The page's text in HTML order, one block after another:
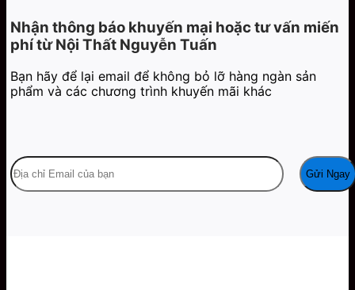
Nhận thông báo khuyến mại hoặc tư vấn miến
phí từ Nội Thất Nguyễn Tuấn
Bạn hãy để lại email để không bỏ lỡ hàng ngàn sản
phẩm và các chương trình khuyến mãi khác